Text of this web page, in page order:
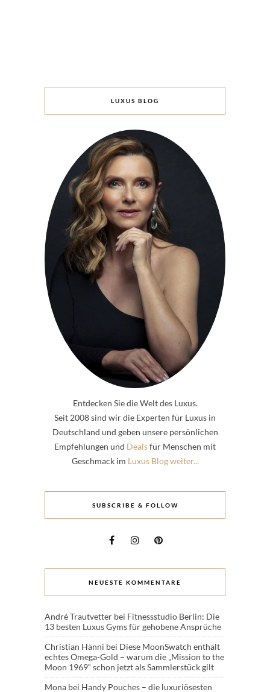
LUXUS BLOG
Entdecken Sie die Welt des Luxus.
Seit 2008 sind wir die Experten für Luxus in
Deutschland und geben unsere persönlichen
Empfehlungen und Dealsfür Menschen mit
Geschmack im Luxus Blog weiter...
SUBSCRIBE & FOLLOW
NEUESTE KOMMENTARE
André Trautvetter bei Fitnessstudio Berlin: Die
13 besten Luxus Gyms für gehobene Ansprüche
Christian Hänni bei Diese MoonSwatch enthält
echtes Omega-Gold – warum die „Mission to the
Moon 1969“ schon jetzt als Sammlerstück gilt
Mona bei Handy Pouches – die luxuriösesten